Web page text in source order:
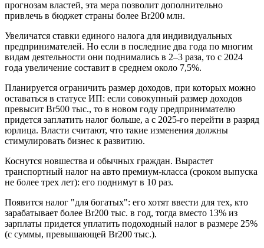
прогнозам властей, эта мера позволит дополнительно
привлечь в бюджет страны более Br200 млн.
Увеличатся ставки единого налога для индивидуальных
предпринимателей. Но если в последние два года по многим
видам деятельности они поднимались в 2–3 раза, то с 2024
года увеличение составит в среднем около 7,5%.
Планируется ограничить размер доходов, при которых можно
оставаться в статусе ИП: если совокупный размер доходов
превысит Br500 тыс., то в новом году предпринимателю
придется заплатить налог больше, а с 2025-го перейти в разряд
юрлица. Власти считают, что такие изменения должны
стимулировать бизнес к развитию.
Коснутся новшества и обычных граждан. Вырастет
транспортный налог на авто премиум-класса (сроком выпуска
не более трех лет): его поднимут в 10 раз.
Появится налог "для богатых": его хотят ввести для тех, кто
зарабатывает более Br200 тыс. в год, тогда вместо 13% из
зарплаты придется уплатить подоходный налог в размере 25%
(с суммы, превышающей Br200 тыс.).